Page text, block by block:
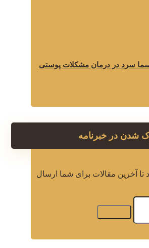
سرد در درمان مشکلات پوستی
شدن در خبرنامه
تا آخرین مقالات برای شما ارسال